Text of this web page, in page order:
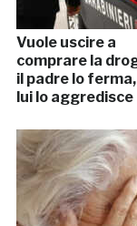
Vuole uscire a
comprare la
il padre lo ferma,
lui lo aggredisce